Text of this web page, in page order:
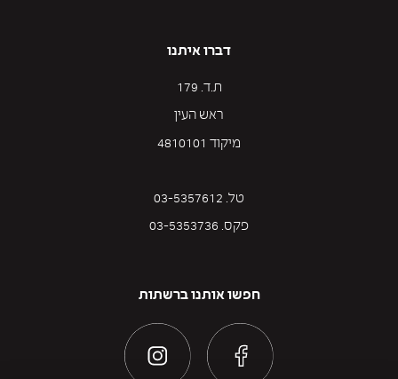
דברו איתנו
ת.ד. 179
ראש העין
מיקוד 4810101
טל. 03-5357612
פקס. 03-5353736
חפשו אותנו ברשתות